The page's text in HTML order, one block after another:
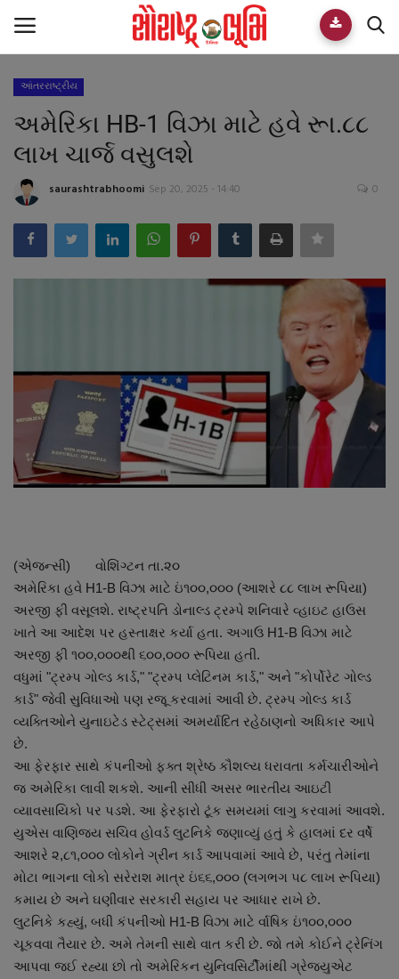
Home
E-paper
Videos
Who We Are
Live TV
Guest Author
About Author
Contact
રાષ્ટ્રીય
ગુજરાત
જુનાગઢ
Support US
બજારના સમાચાર
નાણાંકીય સમાચાર
સ્થાનિક સમાચાર
સ્પોર્ટ્સ
રાશિફળ
આંતરરાષ્ટ્રીય
અમેરિકા HB-1 વિઝા માટે હવે રૂા.૮૮
લાખ ચાર્જ વસુલશે
saurashtrabhoomi Sep 20, 2025 - 14:40 0
(એજન્સી) વોશિંગ્ટન તા.૨૦
અમેરિકા હવે H1-B વિઝા માટે ઇં૧૦૦,૦૦૦ (આશરે ૮૮ લાખ રૂપિયા)
અરજી ફી વસૂલશે. રાષ્ટ્રપતિ ડોનાલ્ડ ટ્રમ્પે શનિવારે વ્હાઇટ હાઉસ
ખાતે આ આદેશ પર હસ્તાક્ષર કર્યા હતા. અગાઉ H1-B વિઝા માટે
અરજી ફી ૧૦૦,૦૦૦થી ૬૦૦,૦૦૦ રૂપિયા હતી.
વધુમાં "ટ્રમ્પ ગોલ્ડ કાર્ડ," "ટ્રમ્પ પ્લેટિનમ કાર્ડ," અને "કોર્પોરેટ ગોલ્ડ
કાર્ડ" જેવી સુવિધાઓ પણ રજૂ કરવામાં આવી છે. ટ્રમ્પ ગોલ્ડ કાર્ડ
વ્યક્તિઓને યુનાઇટેડ સ્ટેટ્સમાં અમર્યાદિત રહેઠાણનો અધિકાર આપે
છે.
આ ફેરફાર સાથે કંપનીઓ ફક્ત શ્રેષ્ઠ કૌશલ્ય ધરાવતા કર્મચારીઓને
જ અમેરિકા લાવી શકશે. આની સીધી અસર ભારતીય આઇટી
વ્યાવસાયિકો પર પડશે. આ ફેરફારો ટૂંક સમયમાં લાગુ કરવામાં આવશે.
યુએસ વાણિજ્ય સચિવ હોવર્ડ લુટનિકે જણાવ્યું હતું કે હાલમાં દર વર્ષે
આશરે ૨,૮૧,૦૦૦ લોકોને ગ્રીન કાર્ડ આપવામાં આવે છે, પરંતુ તેમાંના
મોટા ભાગના લોકો સરેરાશ માત્ર ઇં૬૬,૦૦૦ (લગભગ ૫૮ લાખ રૂપિયા)
કમાય છે અને ઘણીવાર સરકારી સહાય પર આધાર રાખે છે.
લુટનિકે કહ્યું, બધી કંપનીઓ H1-B વિઝા માટે ર્વાષિક ઇં૧૦૦,૦૦૦
ચૂકવવા તૈયાર છે. અમે તેમની સાથે વાત કરી છે. જો તમે કોઈને ટ્રેનિંગ
આપવા જઈ રહ્યા છો તો અમેરિકન યુનિવસિર્ટીમાંથી ગ્રેજ્યુએટ